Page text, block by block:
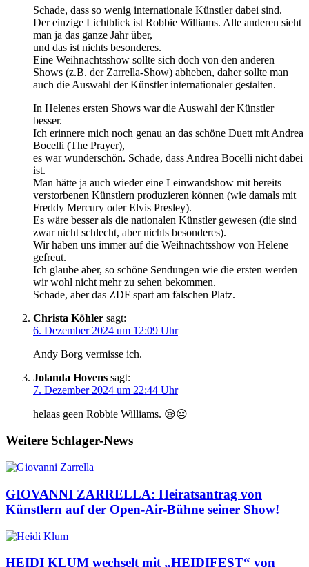
Schade, dass so wenig internationale Künstler dabei sind.
Der einzige Lichtblick ist Robbie Williams. Alle anderen sieht
man ja das ganze Jahr über,
und das ist nichts besonderes.
Eine Weihnachtsshow sollte sich doch von den anderen
Shows (z.B. der Zarrella-Show) abheben, daher sollte man
auch die Auswahl der Künstler internationaler gestalten.
In Helenes ersten Shows war die Auswahl der Künstler
besser.
Ich erinnere mich noch genau an das schöne Duett mit Andrea
Bocelli (The Prayer),
es war wunderschön. Schade, dass Andrea Bocelli nicht dabei
ist.
Man hätte ja auch wieder eine Leinwandshow mit bereits
verstorbenen Künstlern produzieren können (wie damals mit
Freddy Mercury oder Elvis Presley).
Es wäre besser als die nationalen Künstler gewesen (die sind
zwar nicht schlecht, aber nichts besonderes).
Wir haben uns immer auf die Weihnachtsshow von Helene
gefreut.
Ich glaube aber, so schöne Sendungen wie die ersten werden
wir wohl nicht mehr zu sehen bekommen.
Schade, aber das ZDF spart am falschen Platz.
Christa Köhler sagt:
6. Dezember 2024 um 12:09 Uhr
Andy Borg vermisse ich.
Jolanda Hovens sagt:
7. Dezember 2024 um 22:44 Uhr
helaas geen Robbie Williams. 😪😔
Weitere Schlager-News
GIOVANNI ZARRELLA: Heiratsantrag von
Künstlern auf der Open-Air-Bühne seiner Show!
HEIDI KLUM wechselt mit „HEIDIFEST“ von